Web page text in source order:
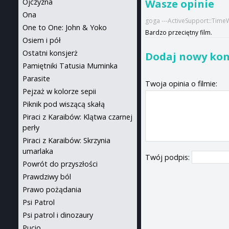
Wasze opinie
goga ---
Bardzo przeciętny film.
Dodaj nowy
Twoja opinia o filmie:
Twój podpis:
Ona
One to One: John & Yoko
Osiem i pół
Ostatni konsjerż
Pamiętniki Tatusia Muminka
Parasite
Pejzaż w kolorze sepii
Piknik pod wiszącą skałą
Piraci z Karaibów: Klątwa czarnej
perły
Piraci z Karaibów: Skrzynia
umarlaka
Powrót do przyszłości
Prawdziwy ból
Prawo pożądania
Psi Patrol
Psi patrol i dinozaury